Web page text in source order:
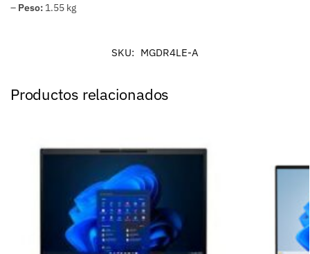
– Peso: 1.55 kg
SKU: MGDR4LE-A
Productos relacionados